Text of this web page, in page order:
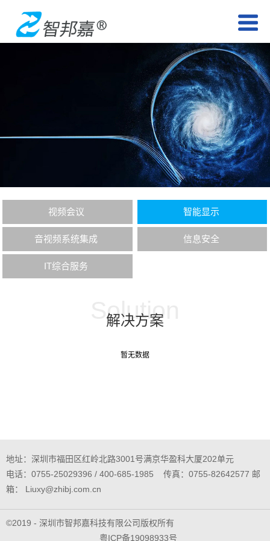
视频会议 智能显示
音视频系统集成 信息安全
IT综合服务
Solution
解决方案
暂无数据
地址：深圳市福田区红岭北路3001号满京华盈科大厦202单元
电话：0755-25029396 / 400-685-1985 传真：0755-82642577 邮
箱： Liuxy@zhibj.com.cn
©2019 - 深圳市智邦嘉科技有限公司版权所有
粤ICP备19098933号